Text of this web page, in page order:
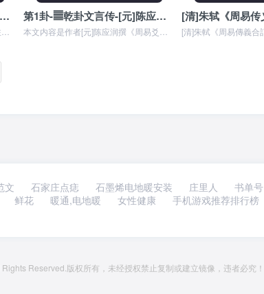
【周易十翼】乾卦文言传-[清]李塨撰《周易传注•卷一》 第1卦-䷀乾卦文言传-[元]陈应润撰《周易爻变易缊•卷一》
文 石家庄点痣 石墨烯电地暖安装 庄里人 书单号
鲜花 暖通,电地暖 女性健康 手机游戏推荐排行榜
Reserved.版权所有，未经授权禁止复制或建立镜像，违者必究！